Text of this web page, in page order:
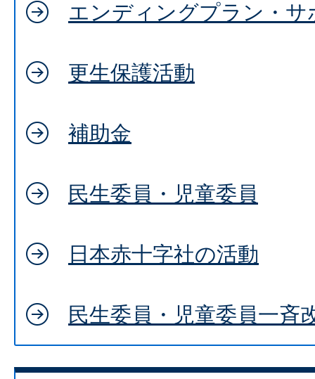
エンディングプラン・サ
更生保護活動
補助金
民生委員・児童委員
日本赤十字社の活動
民生委員・児童委員一斉